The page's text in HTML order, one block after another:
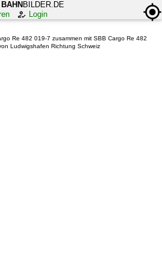
BAHN BILDER.DE
Login
Re 482 019-7 zusammen mit SBB Cargo Re 482
Ludwigshafen Richtung Schweiz